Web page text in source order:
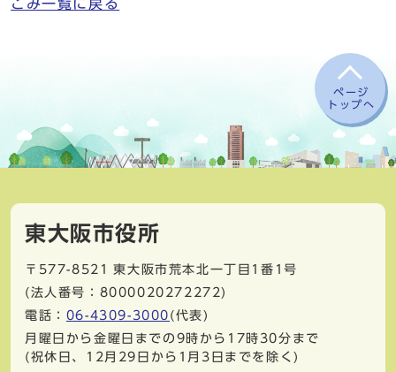
ごみ一覧に戻る
ページ
トップへ
東大阪市役所
〒577-8521
東大阪市荒本北一丁目1番1号
(法人番号：8000020272272)
電話： 06-4309-3000 (代表)
月曜日から金曜日までの9時から17時30分まで
(祝休日、12月29日から1月3日までを除く)